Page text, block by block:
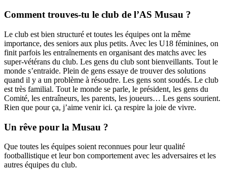
Comment trouves-tu le club de l’AS Musau ?
Le club est bien structuré et toutes les équipes ont la même
importance, des seniors aux plus petits. Avec les U18 féminines, on
finit parfois les entraînements en organisant des matchs avec les
super-vétérans du club. Les gens du club sont bienveillants. Tout le
monde s’entraide. Plein de gens essaye de trouver des solutions
quand il y a un problème à résoudre. Les gens sont soudés. Le club
est très familial. Tout le monde se parle, le président, les gens du
Comité, les entraîneurs, les parents, les joueurs… Les gens sourient.
Rien que pour ça, j’aime venir ici. ça respire la joie de vivre.
Un rêve pour la Musau ?
Que toutes les équipes soient reconnues pour leur qualité
footballistique et leur bon comportement avec les adversaires et les
autres équipes du club.